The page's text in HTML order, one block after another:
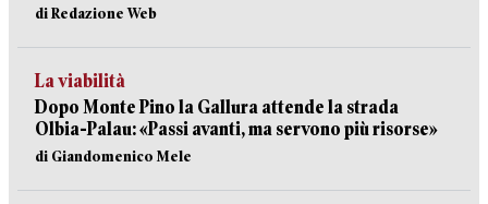
di Redazione Web
La viabilità
Dopo Monte Pino la Gallura attende la strada
Olbia-Palau: «Passi avanti, ma servono più risorse»
di Giandomenico Mele